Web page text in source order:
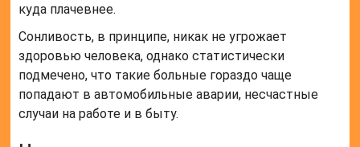
куда плачевнее.
Сонливость, в принципе, никак не угрожает
здоровью человека, однако статистически
подмечено, что такие больные гораздо чаще
попадают в автомобильные аварии, несчастные
случаи на работе и в быту.